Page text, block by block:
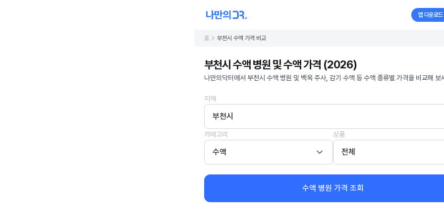
앱 다운로드
홈 부천시 수액 가격 비교
부천시 수액 병원 및 수액 가격 (2026)
나만의닥터에서 부천시 수액 병원 및 백옥 주사, 감기 수액 등 수액 종류별 가격을 비교해 보
지역
부천시
카테고리
수액
상품
전체
수액 병원 가격 조회